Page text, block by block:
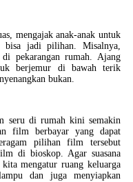
mengajak anak-anak untuk
bisa jadi pilihan. Misalnya,
pekarangan rumah. Ajang
berjemur di bawah terik
bukan.
seru di rumah kini semakin
film berbayar yang dapat
pilihan film tersebut
di bioskop. Agar suasana
mengatur ruang keluarga
dan juga menyiapkan